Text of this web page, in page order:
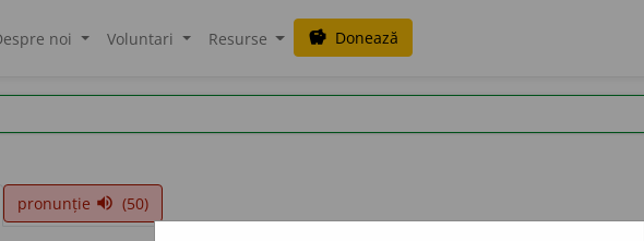
noi Voluntari Resurse savings Donează
pronunție volume_up (50)